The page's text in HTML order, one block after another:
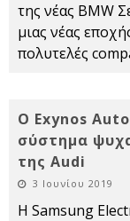
της νέας BMW
μιας νέας
πολυτελές
Ο Exynos
σύστημα
της Audi
3 Ιουνίου 2019
Η Samsung